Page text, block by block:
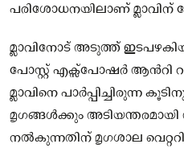
പരിശോധനയിലാണ് മ്ലാവിന്
മ്ലാവിനോട് അടുത്ത്
പോസ്റ്റ് എക്സ്പോഷർ ആന്‍റി
മ്ലാവിനെ പാർപ്പിച്ചിരുന്ന
മൃഗങ്ങൾക്കും
നൽകുന്നതിന് മൃഗശാല